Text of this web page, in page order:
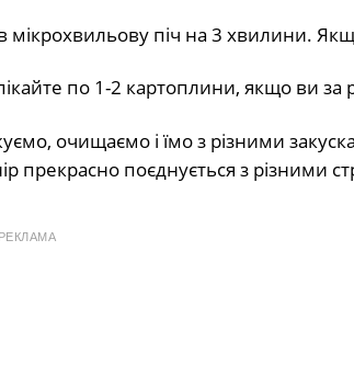
мікрохвильову піч на 3 хвилини.
по 1-2 картоплини, якщо ви за
очищаємо і їмо з різними
прекрасно поєднується з різними
РЕКЛАМА